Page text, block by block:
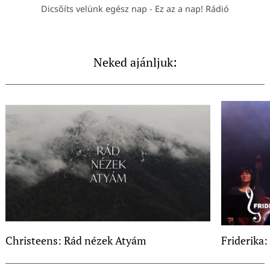
Dicsőíts velünk egész nap - Ez az a nap! Rádió
Neked ajánljuk:
Christeens: Rád nézek Atyám